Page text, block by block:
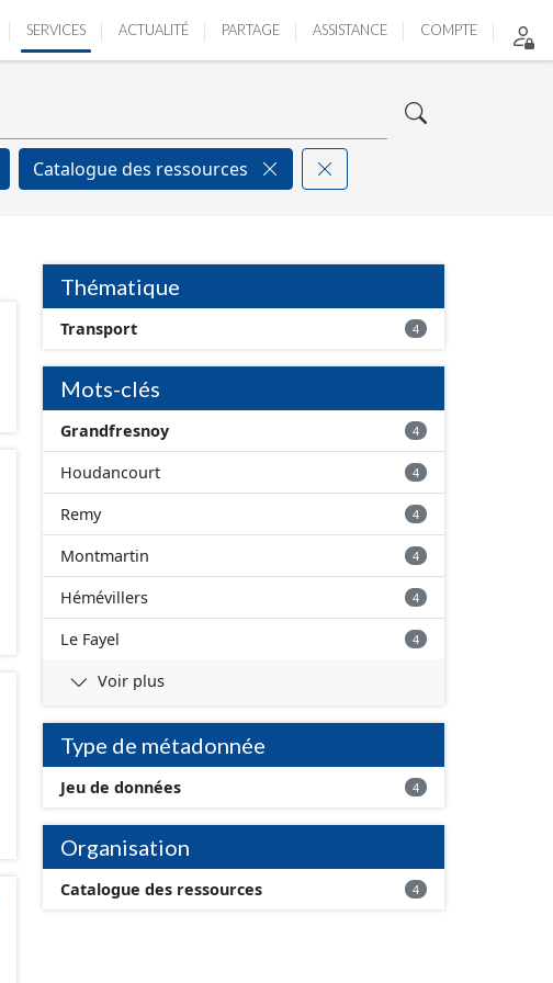
SERVICES ACTUALITÉ PARTAGE ASSISTANCE COMPTE
Catalogue des ressources
Thématique
Transport 4
Mots-clés
Grandfresnoy 4
Houdancourt 4
Remy 4
Montmartin 4
Hémévillers 4
Le Fayel 4
Voir plus
Type de métadonnée
Jeu de données 4
Organisation
Catalogue des ressources 4